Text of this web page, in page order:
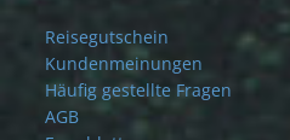
Reisegutschein
Kundenmeinungen
Häufig gestellte Fragen
AGB